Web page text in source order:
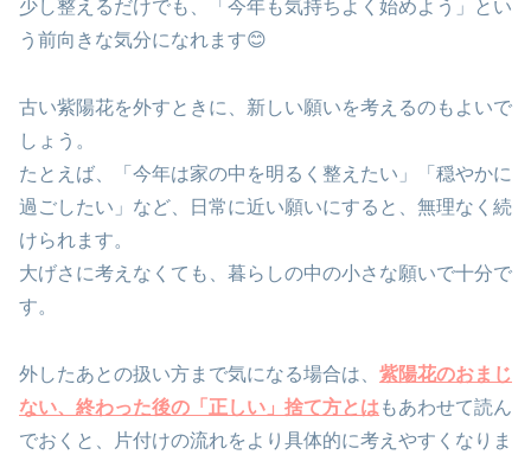
少し整えるだけでも、「今年も気持ちよく始めよう」とい
う前向きな気分になれます😊
古い紫陽花を外すときに、新しい願いを考えるのもよいで
しょう。
たとえば、「今年は家の中を明るく整えたい」「穏やかに
過ごしたい」など、日常に近い願いにすると、無理なく続
けられます。
大げさに考えなくても、暮らしの中の小さな願いで十分で
す。
外したあとの扱い方まで気になる場合は、 紫陽花のおまじ
ない、終わった後の「正しい」捨て方とは もあわせて読ん
でおくと、片付けの流れをより具体的に考えやすくなりま